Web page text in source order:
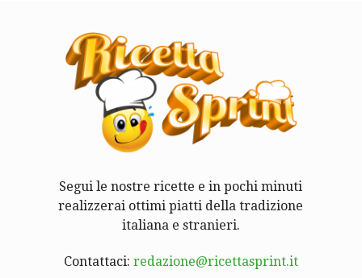
Segui le nostre ricette e in pochi minuti
realizzerai ottimi piatti della tradizione
italiana e stranieri.
Contattaci: redazione@ricettasprint.it